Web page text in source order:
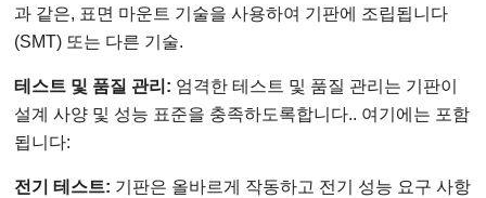
과 같은, 표면 마운트 기술을 사용하여 기판에 조립됩니다
(SMT) 또는 다른 기술.
테스트 및 품질 관리: 엄격한 테스트 및 품질 관리는 기판이
설계 사양 및 성능 표준을 충족하도록합니다.. 여기에는 포함
됩니다:
전기 테스트: 기판은 올바르게 작동하고 전기 성능 요구 사항